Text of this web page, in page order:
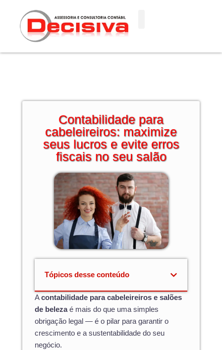
conteúdo
Contabilidade para
cabeleireiros: maximize
seus lucros e evite erros
fiscais no seu salão
Tópicos desse conteúdo
Acontabilidade para cabeleireiros e salões
de belezaé mais do que uma simples
obrigação legal — é o pilar para garantir o
crescimento e a sustentabilidade do seu
negócio.